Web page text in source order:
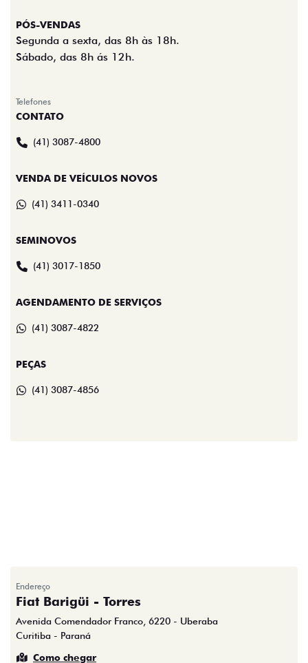
PÓS-VENDAS
Segunda a sexta, das 8h às 18h.
Sábado, das 8h ás 12h.
Telefones
CONTATO
(41) 3087-4800
VENDA DE VEÍCULOS NOVOS
(41) 3411-0340
SEMINOVOS
(41) 3017-1850
AGENDAMENTO DE SERVIÇOS
(41) 3087-4822
PEÇAS
(41) 3087-4856
Endereço
Fiat Barigüi - Torres
Avenida Comendador Franco, 6220 - Uberaba
Curitiba - Paraná
Como chegar